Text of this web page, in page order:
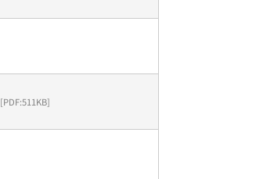
[PDF:511KB]